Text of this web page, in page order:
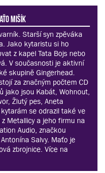
Mišík
Starší syn zpěváka
Jako kytaristu si ho
z kapel Tata Bojs nebo
V současnosti je aktivní
skupině Gingerhead.
za značným počtem CD
jako jsou Kabát, Wohnout,
Žlutý pes, Aneta
se odrazil také ve
Metallicy a jeho firmu na
Audio, značkou
Salvy. Maťo je
zbrojnice. Více na